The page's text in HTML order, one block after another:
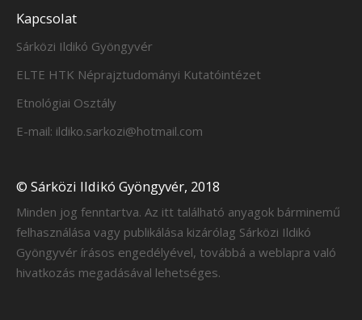
Kapcsolat
Sárközi Ildikó Gyöngyvér
ELTE HTK Néprajztudományi Kutatóintézet
Etnológiai Osztály
E-mail: ildiko.sarkozi@hotmail.com
© Sárközi Ildikó Gyöngyvér, 2018
Minden jog fenntartva. Az itt található anyagok bárminemű
felhasználása vagy publikálása kizárólag Sárközi Ildikó
Gyöngyvér írásos engedélyével, továbbá a weblapra való
hivatkozás megadásával lehetséges.